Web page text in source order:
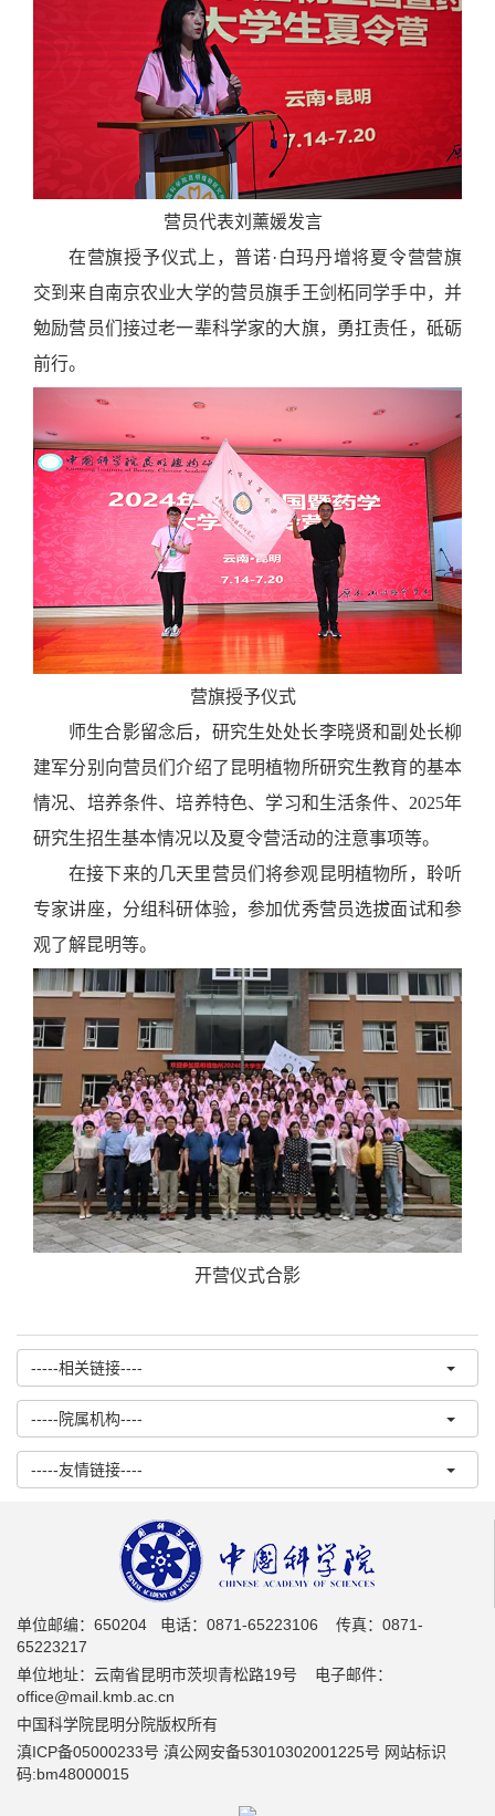
营员代表刘薰媛发言
在营旗授予仪式上，普诺·白玛丹增将夏令营营旗
交到来自南京农业大学的营员旗手王剑柘同学手中，并
勉励营员们接过老一辈科学家的大旗，勇扛责任，砥砺
前行。
营旗授予仪式
师生合影留念后， 研究生处处长李晓贤和副处长柳
建军分别向营员们介绍了昆明植物所研究生教育的基本
情况、培养条件、培养特色、学习和生活条件、2025年
研究生招生基本情况以及夏令营活动的注意事项等。
在接下来的几天里营员们将参观昆明植物所，聆听
专家讲座，分组科研体验，参加优秀营员选拔面试和参
观了解昆明等。
开营仪式合影
-----相关链接----
-----院属机构----
-----友情链接----
单位邮编：650204 电话：0871-65223106 传真：0871-
65223217
单位地址：云南省昆明市茨坝青松路19号 电子邮件：
office@mail.kmb.ac.cn
中国科学院昆明分院版权所有
滇ICP备05000233号 滇公网安备53010302001225号 网站标识
码:bm48000015